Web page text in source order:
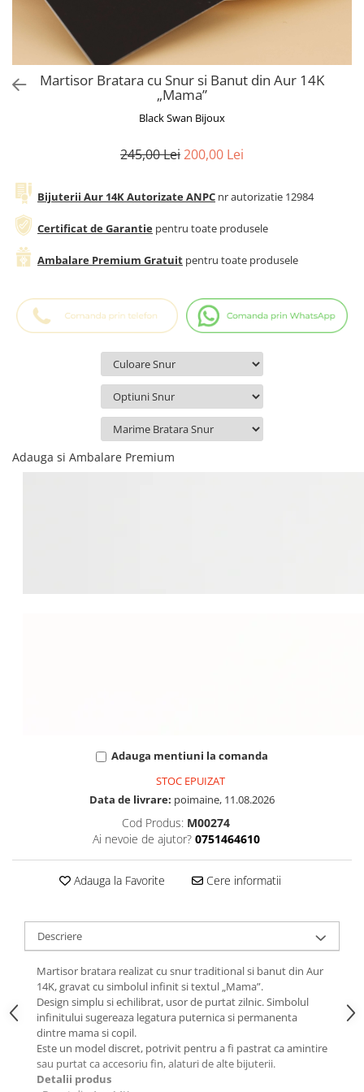
Cadouri pentru Absolvire
Cadou Educatoare / Invatatoare /
Profesoare
Cadouri Cupluri
Cercei din aur
Bijuterii Profesii
Bijuterii Pasiuni & Hobby
Bijuterii Tematice Sport
Bijuterii cu mesaj Motivational
Bijuterii personalizate cu poza
Martisor Bratara cu Snur si Banut din Aur 14K
„Mama”
Black Swan Bijoux
245,00 Lei200,00 Lei
Bijuterii Aur 14K Autorizate ANPC nr autorizatie 12984
Certificat de Garantie pentru toate produsele
Ambalare Premium Gratuit pentru toate produsele
Adauga si Ambalare Premium
Adauga mentiuni la comanda
STOC EPUIZAT
Data de livrare: poimaine, 11.08.2026
Cod Produs: M00274
Ai nevoie de ajutor? 0751464610
Adauga la Favorite Cere informatii
Descriere
Martisor bratara realizat cu snur traditional si banut din Aur
14K, gravat cu simbolul infinit si textul „Mama”.
Design simplu si echilibrat, usor de purtat zilnic. Simbolul
infinitului sugereaza legatura puternica si permanenta
dintre mama si copil.
Este un model discret, potrivit pentru a fi pastrat ca amintire
sau purtat ca accesoriu fin, alaturi de alte bijuterii.
Detalii produs